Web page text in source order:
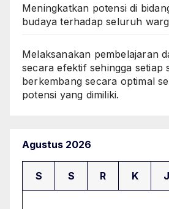
Meningkatkan potensi di
budaya terhadap seluruh
Melaksanakan pembelajaran
secara efektif sehingga setiap
berkembang secara optimal
potensi yang dimiliki.
Agustus 2026
S S R K J